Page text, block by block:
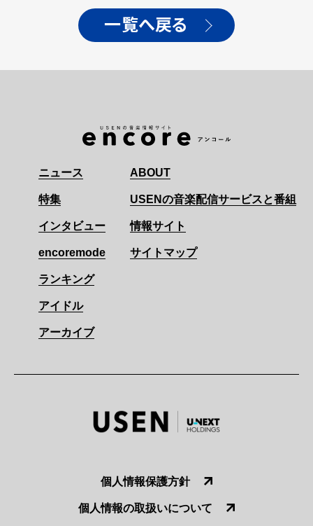
一覧へ戻る
ニュース
特集
インタビュー
encoremode
ランキング
アイドル
アーカイブ
ABOUT
USENの音楽配信サービスと番組
情報サイト
サイトマップ
個人情報保護方針
個人情報の取扱いについて